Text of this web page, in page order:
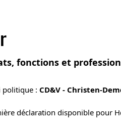
fonctions et
politique : CD&V - Christen-
déclaration disponible pour